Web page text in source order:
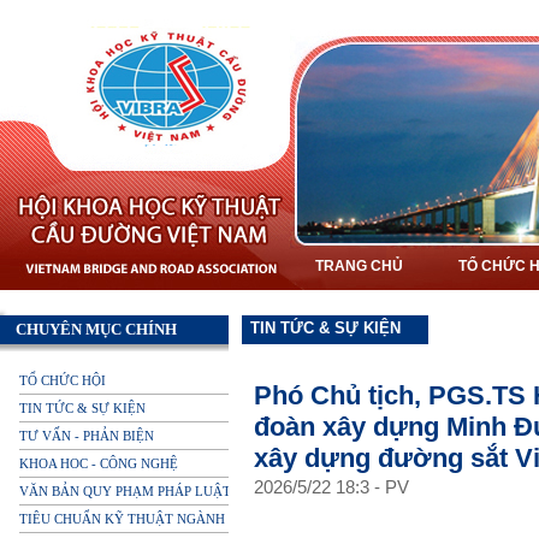
TRANG CHỦ TỔ CHỨC
CHUYÊN MỤC CHÍNH
TỔ CHỨC HỘI
TIN TỨC & SỰ KIỆN
TƯ VẤN - PHẢN BIỆN
KHOA HOC - CÔNG NGHỆ
VĂN BẢN QUY PHẠM PHÁP LUẬT
TIÊU CHUẨN KỸ THUẬT NGÀNH
TIN TỨC & SỰ KIỆN
Phó Chủ tịch,
đoàn xây dựng Minh
xây dựng đường sắt
2026/5/22 18:3- PV